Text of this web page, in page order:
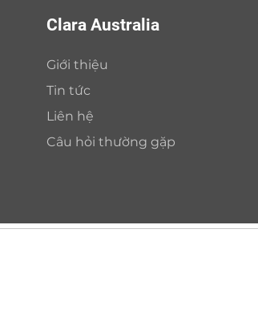
Clara Australia
Giới thiệu
Tin tức
Liên hệ
Câu hỏi thường gặp